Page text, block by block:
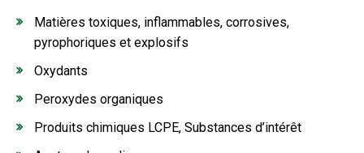
Matières toxiques, inflammables, corrosives,
pyrophoriques et explosifs
Oxydants
Peroxydes organiques
Produits chimiques LCPE, Substances d’intérêt